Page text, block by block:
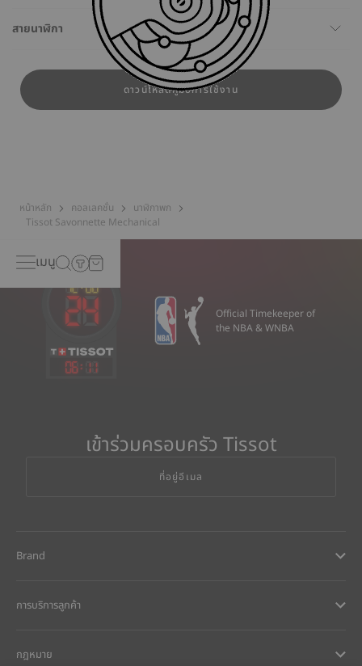
สายนาฬิกา
ดาวน์โหลดคู่มือการใช้งาน
หน้าหลัก คอลเลคชั่น
นาฬิกาพก
Tissot Savonnette Mechanical
เมนู
06: 11
Official Timekeeper of
the NBA & WNBA
เข้าร่วมครอบครัว Tissot
ที่อยู่อีเมล
Brand
การบริการลูกค้า
กฎหมาย